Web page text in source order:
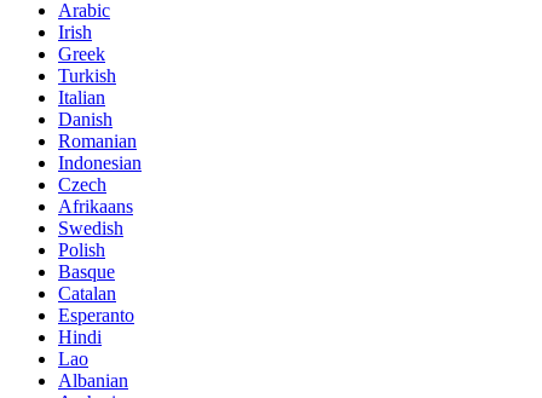
Arabic
Irish
Greek
Turkish
Italian
Danish
Romanian
Indonesian
Czech
Afrikaans
Swedish
Polish
Basque
Catalan
Esperanto
Hindi
Lao
Albanian